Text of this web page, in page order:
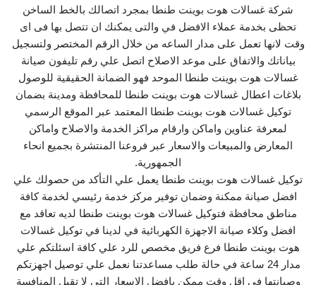
شركة غسالات هوت بوينت طنطا بمجرد اتصالك بالخط الساخن
تحظى بخدمة عملاء الافضل في والتى يمكنك ان تتصل بها فى اى
وقت لانها تعمل على مدار الساعه من خلال الرقم المختصر ولتسجيل
بياناتك والاتفاق على موعد الاصلاح اتصل علي رقم تليفون صيانة
غسالات هوت بوينت طنطا الموحد فهو الضمانة الحقيقية للوصول
بلاغات اعطال غسالات هوت بوينت طنطا للمحافظة ومدينة بضمان
توكيل غسالات هوت بوينت طنطا المعتمد عبر الموقع الرسمي
لمعرفة عناوين واماكن وارقام مراكز الخدمة والاصلاح واماكن
المعارض والمبيعات والاسعار عبر فروعنا المنتشرة بجميع انحاء
الجمهورية.
توكيل غسالات هوت بوينت طنطا يعمل علي التأكد من حصولك علي
افضل صيانة ممكنة وضمان توفير مركز خدمة رئيسي لخدمة كافة
مناطق محافظة فتوكيل غسالات هوت بوينت طنطا لديه تعاقد مع
افضل وكلاء صيانة الاجهزة الكهربائية في لدينا في توكيل غسالات
هوت بوينت طنطا فرع فريق مخصص للرد علي كافة اسئلتكم علي
مدار 24 ساعة في حالة طلب مساعدتنا نعمل علي توصيل اجهزتكم
وصيانتها في اقل وقت ممكن بافضل الاسعار التي لا تقبل المنافسة